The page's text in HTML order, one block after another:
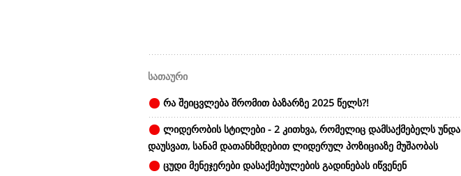
სათაური
რა შეიცვლება შრომით ბაზარზე 2025 წელს?!
ლიდერობის სტილები - 2 კითხვა, რომელიც დამსაქმებელს უნდა
დაუსვათ, სანამ დათანხმდებით ლიდერულ პოზიციაზე მუშაობას
ცუდი მენეჯერები დასაქმებულების გადინებას იწვენენ